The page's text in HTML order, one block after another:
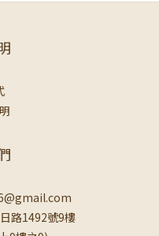
路1492號9樓